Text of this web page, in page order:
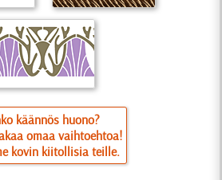
käännös huono?
omaa vaihtoehtoa!
kovin kiitollisia teille.